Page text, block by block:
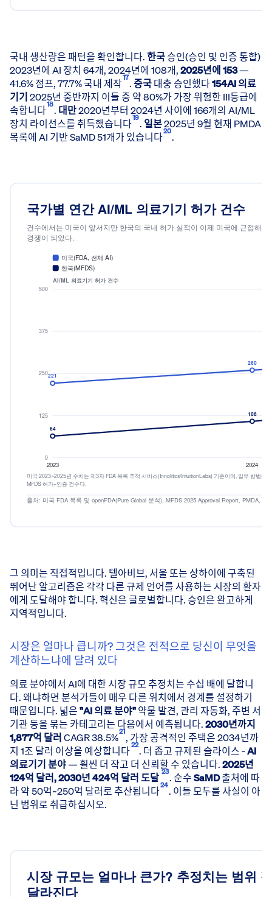
FDA가 허가한 AI 기기는 16개국 이상에서 나왔다. 미국
미국
한국
이스라엘
캐나다
독일
영국
네덜란드
대만
아일랜드
핀란드
오스트리아
출처: 미국 FDA openFDA 510(k) 데이터베이스 — Pure
국내 생산량은 패턴을 확인합니다.한국승인(승인 및 인증 통합)
2023년에 AI 장치 64개, 2024년에 108개,2025년에 153—
41.6% 점프, 77.7% 국내 제작17.중국대충 승인했다154AI 의료
기기 2025년 중반까지 이들 중 약 80%가 가장 위험한 III등급에
속합니다18. 대만2020년부터 2024년 사이에 166개의 AI/ML
장치 라이선스를 취득했습니다19. 일본2025년 9월 현재 PMDA
목록에 AI 기반 SaMD 51개가 있습니다20.
건수에서는 미국이 앞서지만 한국의 국내 허가 실적이
AI/ML 의
미국(FDA, 전체 AI)
2023
2025
295
미국 2023~2025년 수치는 제3자 FDA 목록 추적 서비스
출처: 미국 FDA 목록 및 openFDA(Pure Global 분석), MFDS
그 의미는 직접적입니다. 텔아비브, 서울 또는 상하이에 구축된
뛰어난 알고리즘은 각각 다른 규제 언어를 사용하는 시장의 환자
에게 도달해야 합니다. 혁신은 글로벌합니다. 승인은 완고하게
지역적입니다.
시장은 얼마나 큽니까? 그것은 전적으로 당신이 무엇을
계산하느냐에 달려 있다
의료 분야에서 AI에 대한 시장 규모 추정치는 수십 배에 달합니
다. 왜냐하면 분석가들이 매우 다른 위치에서 경계를 설정하기
때문입니다. 넓은"AI 의료 분야"약물 발견, 관리 자동화, 주변 서
기관 등을 묶는 카테고리는 다음에서 예측됩니다.2030년까지
1,877억 달러 CAGR 38.5%21, 가장 공격적인 주택은 2034년까
지 1조 달러 이상을 예상합니다22. 더 좁고 규제된 슬라이스 -AI
의료기기 분야— 훨씬 더 작고 더 신뢰할 수 있습니다.2025년
124억 달러, 2030년 424억 달러 도달 23. 순수SaMD출처에 따
라 약 50억~250억 달러로 추산됩니다24. 이들 모두를 사실이 아
닌 범위로 취급하십시오.